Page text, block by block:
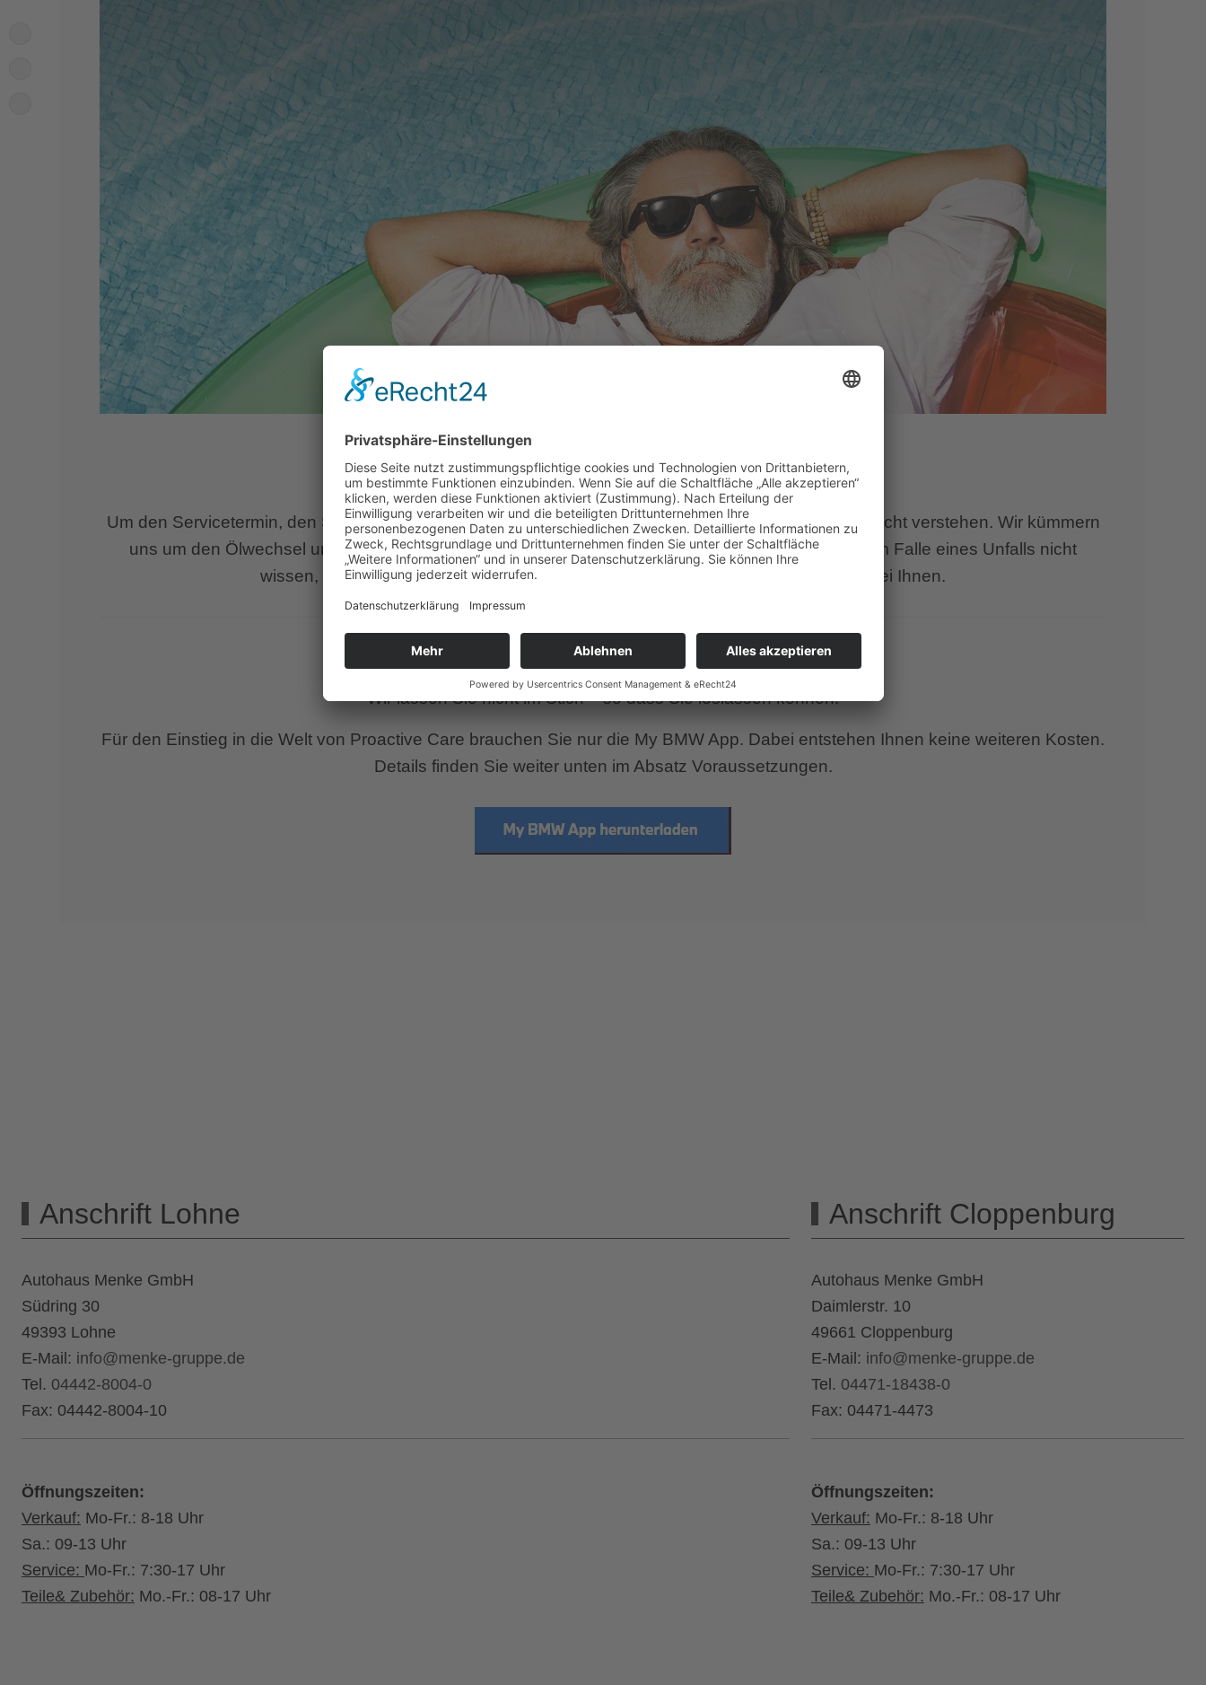
SIE RELAXEN. WIR MACHEN DEN REST.
WIR KÜMMERN UNS, DAMIT SIE ES NICHT MÜSSEN.
Um den Servicetermin, den Sie vielleicht vergessen haben. Um die Warnmeldung, die Sie vielleicht nicht verstehen. Wir kümmern
uns um den Ölwechsel und den Räderwechsel, so dass Sie es nicht tun müssen. Und wenn Sie im Falle eines Unfalls nicht
wissen, an wen Sie sich wenden sollen? Entspannen Sie sich. Wir melden uns bei Ihnen.
Proactive Care ist mehr als ein Produkt. Es ist ein Versprechen:
Wir lassen Sie nicht im Stich – so dass Sie loslassen können.
Für den Einstieg in die Welt von Proactive Care brauchen Sie nur die My BMW App. Dabei entstehen Ihnen keine weiteren Kosten.
Details finden Sie weiter unten im Absatz Voraussetzungen.
Anschrift Lohne
Autohaus Menke GmbH
Südring 30
49393 Lohne
E-Mail: info@menke-gruppe.de
Tel. 04442-8004-0
Fax: 04442-8004-10
Öffnungszeiten:
Verkauf: Mo-Fr.: 8-18 Uhr
Sa.: 09-13 Uhr
Service: Mo-Fr.: 7:30-17 Uhr
Teile& Zubehör: Mo.-Fr.: 08-17 Uhr
Anschrift Cloppenburg
Autohaus Menke GmbH
Daimlerstr. 10
49661 Cloppenburg
E-Mail: info@menke-gruppe.de
Tel. 04471-18438-0
Fax: 04471-4473
Öffnungszeiten:
Verkauf: Mo-Fr.: 8-18 Uhr
Sa.: 09-13 Uhr
Service: Mo-Fr.: 7:30-17 Uhr
Teile& Zubehör: Mo.-Fr.: 08-17 Uhr